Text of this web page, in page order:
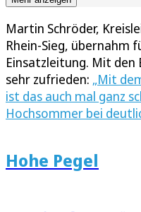
Martin Schröder,
Rhein-Sieg, übernahm
Einsatzleitung. Mit den
sehr zufrieden: „Mit
ist das auch mal ganz
Hochsommer bei
Hohe Pegel